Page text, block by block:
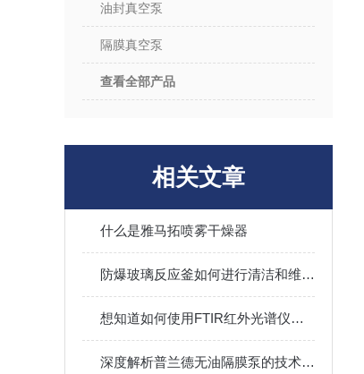
油封真空泵
隔膜真空泵
查看全部产品
相关文章
什么是雅马拓喷雾干燥器
防爆玻璃反应釜如何进行清洁和维护？
想知道如何使用FTIR红外光谱仪就不要错过本篇
深度解析普兰德无油隔膜泵的技术优势